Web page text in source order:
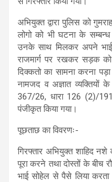
अभियुक्त द्वारा पुलिस को
लोगो को भी घटना के
उनके साथ मिलकर अपने भाई
राजमार्ग पर रखकर सड़क
दिक्कतो का सामना करना
नामजद व अज्ञात व्यक्तियों
367/26, धारा 126 (2)/
पंजीकृत किया गया।
पूछताछ का विवरणः-
गिरफ्तार अभियुक्त शाहिद
पूरा करने तथा दोस्तों के बीच
भाई सोहेल से पैसे लिया